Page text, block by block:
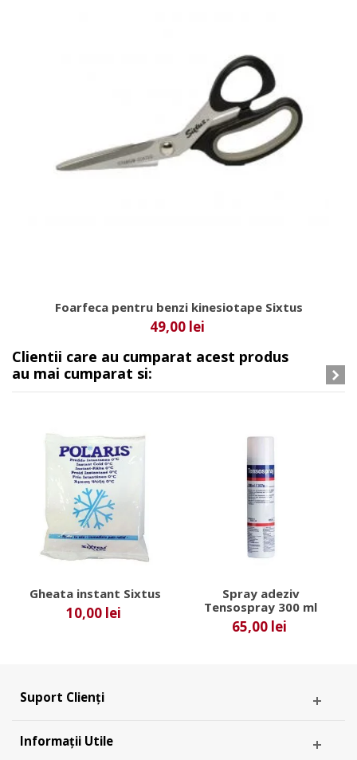
Foarfeca pentru benzi kinesiotape Sixtus
49,00 lei
Clientii care au cumparat acest produs
au mai cumparat si:
Gheata instant Sixtus
10,00 lei
Spray adeziv
Tensospray 300 ml
65,00 lei
Suport Clienți
Informații Utile